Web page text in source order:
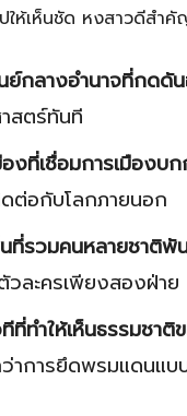
ให้เห็นชัด หงสาวดีสำ
ย์กลางอำนาจที่กดดั
สตร์ทันที
องที่เชื่อมการเมืองบ
ต่อกับโลกภายนอก
ที่รวมคนหลายชาติพั
วละครเพียงสองฝ่าย
ทีที่ทำให้เห็นธรรมชา
าการยึดพรมแดนแบ